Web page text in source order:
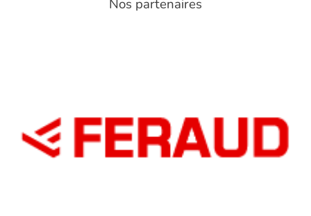
Nos partenaires